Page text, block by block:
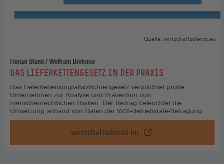
Florian Blank / Wolfram Brehmer
:DAS LIEFERKETTENGESETZ IN DER PRAXIS
Quelle: wirtschaftsdienst.eu
Das Lieferkettensorgfaltspflichtengesetz verpflichtet große
Unternehmen zur Analyse und Prävention von
menschenrechtlichen Risiken. Der Beitrag beleuchtet die
Umsetzung anhand von Daten der WSI-Betriebsräte-Befragung.
wirtschaftsdienst.eu
Das
Lieferkettengesetz